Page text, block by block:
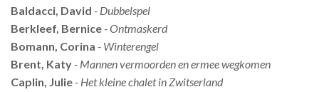
Baldacci, David - Dubbelspel
Berkleef, Bernice - Ontmaskerd
Bomann, Corina - Winterengel
Brent, Katy - Mannen vermoorden en ermee wegkomen
Caplin, Julie - Het kleine chalet in Zwitserland